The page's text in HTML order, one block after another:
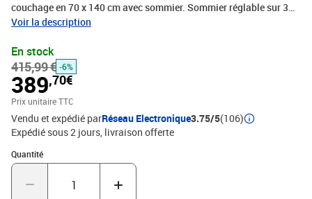
couchage en 70 x 140 cm avec sommier. Sommier réglable sur 3
hauteurs et 3 barreaux du lit amovibles. Réalisé en panneaux de
Dimensions (LxHxP) : 78 x 83 x 143 cm Une commode avec plan a
langer, 2 portes avec une grande niche. Réalisée en panneaux de
particules mélaminés blanc mat. Surface a langer.
Voir la description
En stock
415,99 € -6%
389,70€
Prix unitaire TTC
Vendu et expédié parRéseau Electronique3.75/5(106)
Expédié sous 2 jours livraison offerte
Quantité
Quantité : 1